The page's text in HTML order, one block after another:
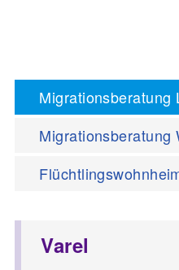
Migrationsberatung
Migrationsberatung
Varel